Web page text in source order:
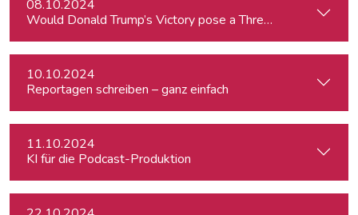
08.10.2024
Would Donald Trump’s Victory pose a Threat to Press
10.10.2024
Reportagen schreiben – ganz einfach
11.10.2024
KI für die Podcast-Produktion